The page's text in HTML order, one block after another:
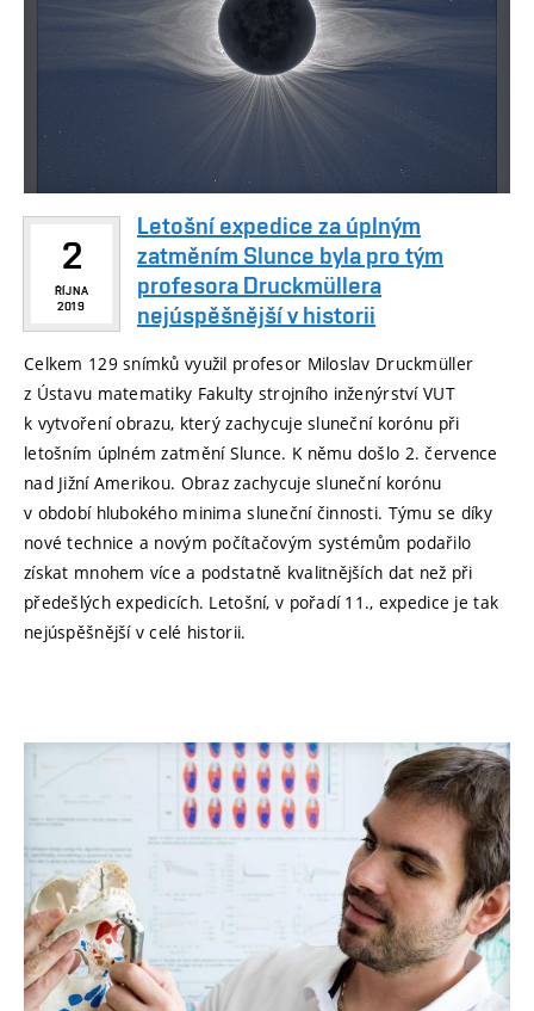
2
ŘÍJNA
2019
Letošní expedice za úplným
zatměním Slunce byla pro tým
profesora Druckmüllera
nejúspěšnější v historii
Celkem 129 snímků využil profesor Miloslav Druckmüller
z Ústavu matematiky Fakulty strojního inženýrství VUT
k vytvoření obrazu, který zachycuje sluneční korónu při
letošním úplném zatmění Slunce. K němu došlo 2. července
nad Jižní Amerikou. Obraz zachycuje sluneční korónu
v období hlubokého minima sluneční činnosti. Týmu se díky
nové technice a novým počítačovým systémům podařilo
získat mnohem více a podstatně kvalitnějších dat než při
předešlých expedicích. Letošní, v pořadí 11., expedice je tak
nejúspěšnější v celé historii.